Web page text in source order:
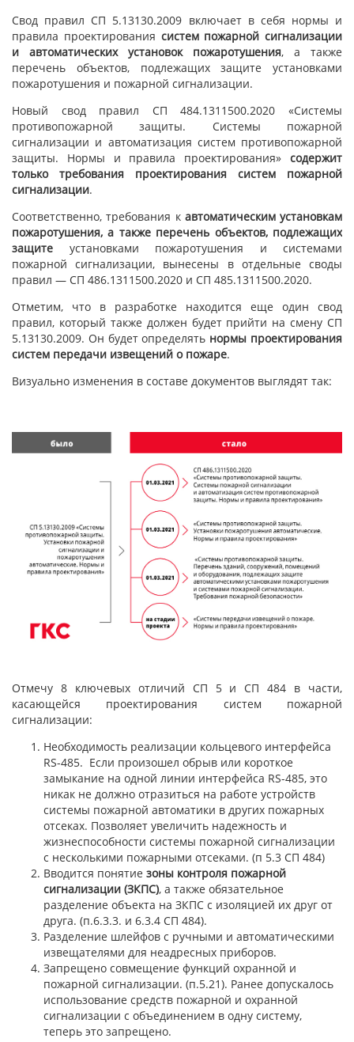
Свод правил СП 5.13130.2009 включает в себя нормы и
правила проектирования систем пожарной сигнализации
и автоматических установок пожаротушения, а также
перечень объектов, подлежащих защите установками
пожаротушения и пожарной сигнализации.
Новый свод правил СП 484.1311500.2020 «Системы
противопожарной защиты. Системы пожарной
сигнализации и автоматизация систем противопожарной
защиты. Нормы и правила проектирования» содержит
только требования проектирования систем пожарной
сигнализации.
Соответственно, требования к автоматическим установкам
пожаротушения, а также перечень объектов, подлежащих
защите установками пожаротушения и системами
пожарной сигнализации, вынесены в отдельные своды
правил — СП 486.1311500.2020 и СП 485.1311500.2020.
Отметим, что в разработке находится еще один свод
правил, который также должен будет прийти на смену СП
5.13130.2009. Он будет определять нормы проектирования
систем передачи извещений о пожаре.
Визуально изменения в составе документов выглядят так:
Отмечу 8 ключевых отличий СП 5 и СП 484 в части,
касающейся проектирования систем пожарной
сигнализации:
Необходимость реализации кольцевого интерфейса
RS-485. Если произошел обрыв или короткое
замыкание на одной линии интерфейса RS-485, это
никак не должно отразиться на работе устройств
системы пожарной автоматики в других пожарных
отсеках. Позволяет увеличить надежность и
жизнеспособности системы пожарной сигнализации
с несколькими пожарными отсеками. (п 5.3 СП 484)
Вводится понятие зоны контроля пожарной
сигнализации (ЗКПС), а также обязательное
разделение объекта на ЗКПС с изоляцией их друг от
друга. (п.6.3.3. и 6.3.4 СП 484).
Разделение шлейфов с ручными и автоматическими
извещателями для неадресных приборов.
Запрещено совмещение функций охранной и
пожарной сигнализации. (п.5.21). Ранее допускалось
использование средств пожарной и охранной
сигнализации с объединением в одну систему,
теперь это запрещено.